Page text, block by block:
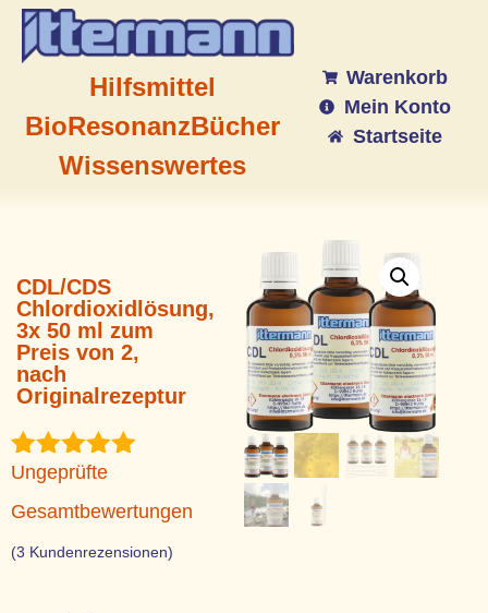
Hilfsmittel
BioResonanzBücher
Wissenswertes
Warenkorb
Mein Konto
Startseite
CDL/CDS
Chlordioxidlösung,
3x 50 ml zum
Preis von 2,
nach
Originalrezeptur
Bewertet
5.00
von 5,
basierend
auf
3
Ungeprüfte
Gesamtbewertungen
(3 Kundenrezensionen)